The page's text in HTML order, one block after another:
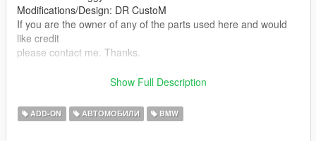
Modifications/Design: DR CustoM
If you are the owner of any of the parts used here and would
like credit
please contact me. Thanks.
Feel free to use it in your GtaV/FiveM server.
Only unlock for personal use.
Show Full Description
ADD-ON АВТОМОБИЛИ BMW